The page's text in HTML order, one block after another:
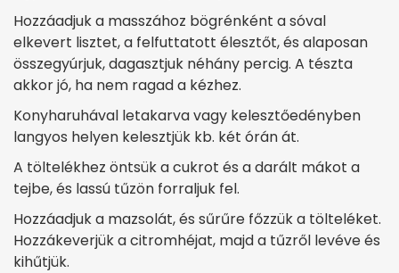
Hozzáadjuk a masszához bögrénként a sóval
elkevert lisztet, a felfuttatott élesztőt, és alaposan
összegyúrjuk, dagasztjuk néhány percig. A tészta
akkor jó, ha nem ragad a kézhez.
Konyharuhával letakarva vagy kelesztőedényben
langyos helyen kelesztjük kb. két órán át.
A töltelékhez öntsük a cukrot és a darált mákot a
tejbe, és lassú tűzön forraljuk fel.
Hozzáadjuk a mazsolát, és sűrűre főzzük a tölteléket.
Hozzákeverjük a citromhéjat, majd a tűzről levéve és
kihűtjük.